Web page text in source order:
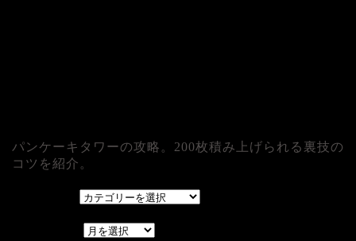
パンケーキタワーの攻略。200枚積み上げられる裏技の
コツを紹介。